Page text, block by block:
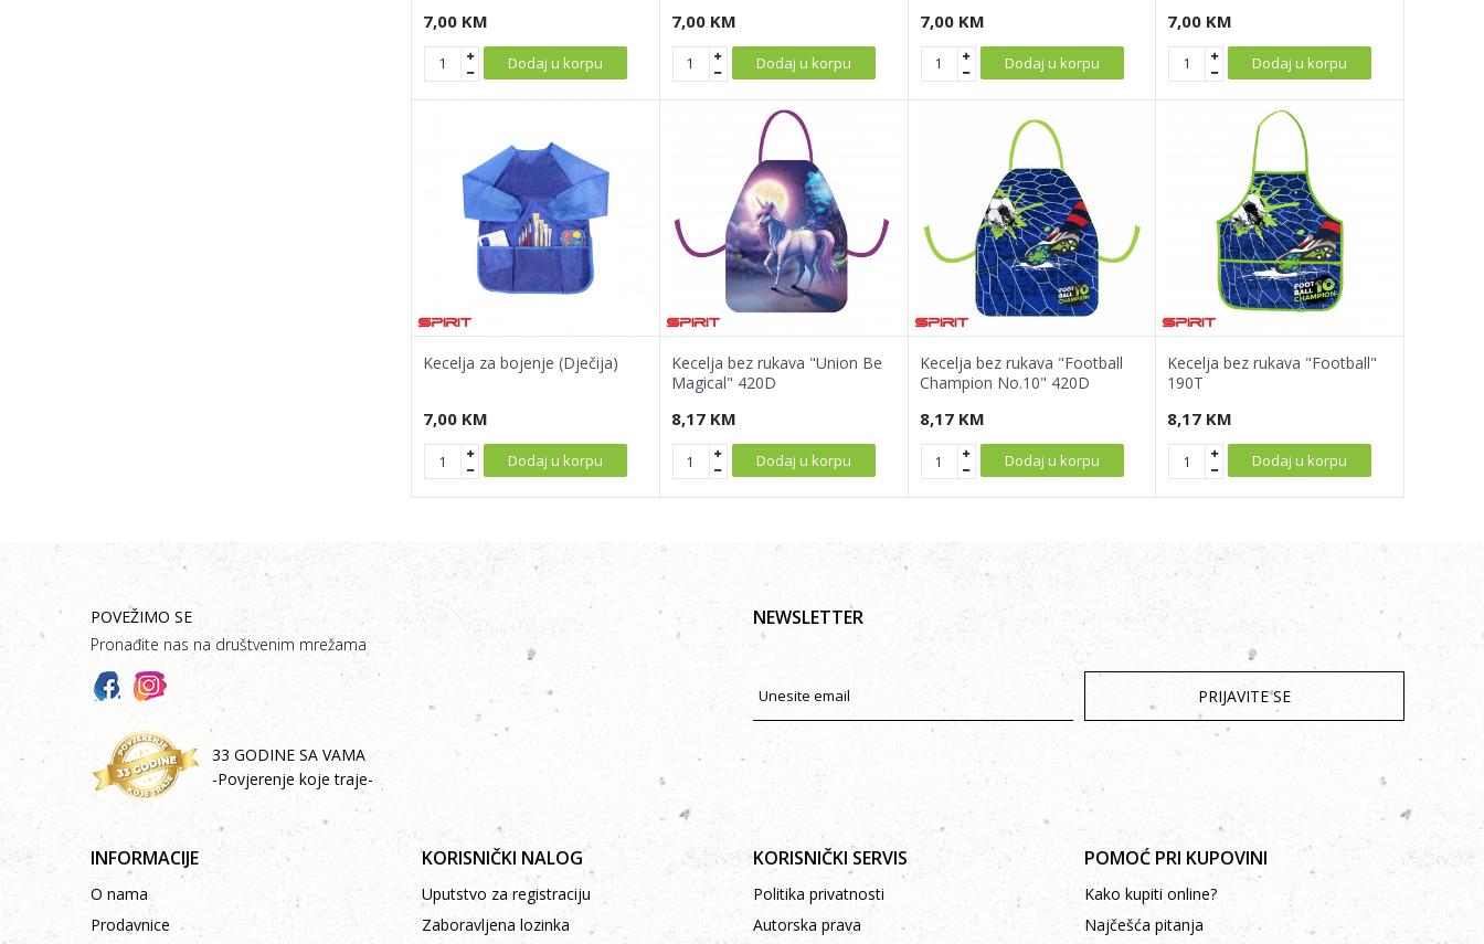
7,00 KM
Dodaj u korpu
7,00 KM
Dodaj u korpu
7,00 KM
Dodaj u korpu
7,00 KM
Dodaj u korpu
Kecelja za bojenje (Dječija)
7,00 KM
Dodaj u korpu
Kecelja bez rukava "Union Be
Magical" 420D
8,17 KM
Dodaj u korpu
Kecelja bez rukava "Football
Champion No.10" 420D
8,17 KM
Dodaj u korpu
Kecelja bez rukava "Football"
190T
8,17 KM
Dodaj u korpu
POVEŽIMO SE
Pronađite nas na društvenim mrežama
33 GODINE SA VAMA
-Povjerenje koje traje-
NEWSLETTER
PRIJAVITE SE
INFORMACIJE
O nama
Prodavnice
KORISNIČKI NALOG
Uputstvo za registraciju
Zaboravljena lozinka
KORISNIČKI SERVIS
Politika privatnosti
Autorska prava
POMOĆ PRI KUPOVINI
Kako kupiti online?
Najčešća pitanja